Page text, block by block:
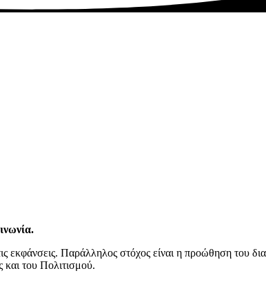
εκφάνσεις. Παράλληλος στόχος είναι η προώθηση του
του Πολιτισμού.